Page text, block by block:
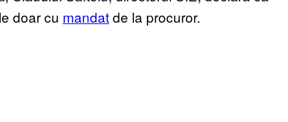
doar cu mandatde la procuror.